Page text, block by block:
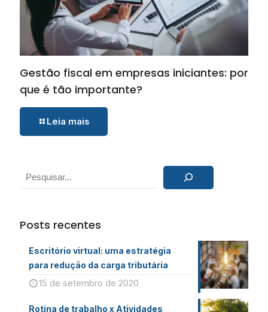
Gestão fiscal em empresas iniciantes: por
que é tão importante?
Leia mais
Pesquisar
Posts recentes
Escritório virtual: uma estratégia
para redução da carga tributária
15 de setembro de 2020
Rotina de trabalho x Atividades